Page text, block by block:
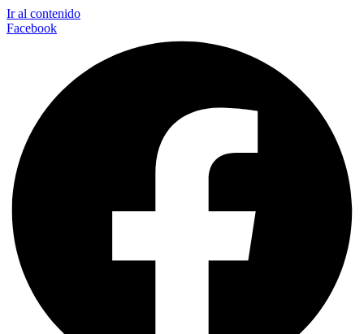
Ir al contenido
Facebook